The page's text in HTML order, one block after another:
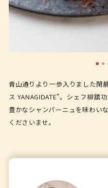
青山通りより一歩入りました閑
ス YANAGIDATE”。シェフ柳舘
豊かなシャンパーニュを味わい
くださいませ。